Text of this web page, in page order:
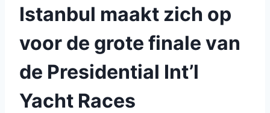
Istanbul maakt zich op
voor de grote finale van
de Presidential Int’l
Yacht Races